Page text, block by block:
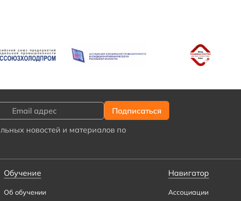
новостей и материалов по
Обучение
Об обучении
Навигатор
Ассоциации